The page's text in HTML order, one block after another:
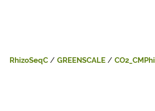
RhizoSeqC / GREENSCALE / CO2_CMPhi